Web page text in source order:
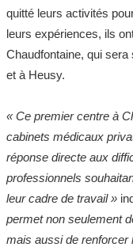
quitté leurs activités
leurs expériences, ils
Chaudfontaine, qui sera
et à Heusy.
« Ce premier centre à
cabinets médicaux
réponse directe aux
professionnels
leur cadre de travail »
permet non seulement
mais aussi de renforcer